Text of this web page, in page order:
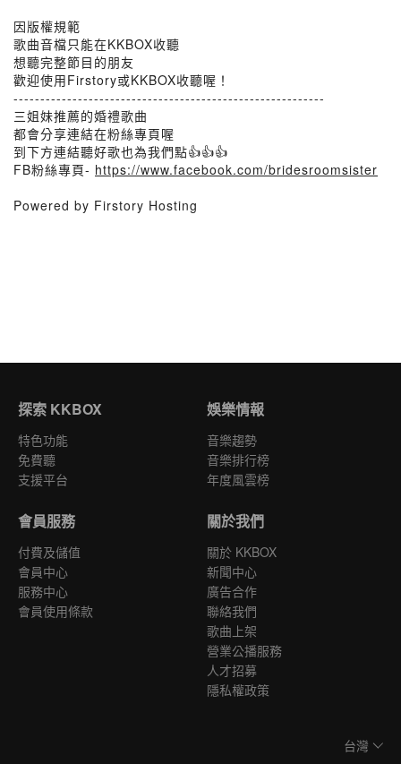
因版權規範
歌曲音檔只能在KKBOX收聽
想聽完整節目的朋友
歡迎使用Firstory或KKBOX收聽喔！
----------------------------------------------------------
三姐妹推薦的婚禮歌曲
都會分享連結在粉絲專頁喔
到下方連結聽好歌也為我們點👍👍👍
FB粉絲專頁- https://www.facebook.com/bridesroomsister
Powered by Firstory Hosting
探索 KKBOX
特色功能
免費聽
支援平台
娛樂情報
音樂趨勢
音樂排行榜
年度風雲榜
會員服務
付費及儲值
會員中心
服務中心
會員使用條款
關於我們
關於 KKBOX
新聞中心
廣告合作
聯絡我們
歌曲上架
營業公播服務
人才招募
隱私權政策
台灣